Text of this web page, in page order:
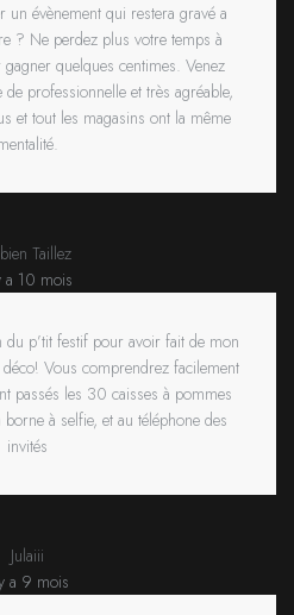
un évènement qui restera gravé a
? Ne perdez plus votre temps à
quelques centimes. Venez
professionnelle et très agréable,
et tout les magasins ont la même
Taillez
a 10 mois
p’tit festif pour avoir fait de mon
Vous comprendrez facilement
passés les 30 caisses à pommes
à selfie, et au téléphone des
invités
Julaiii
a 9 mois